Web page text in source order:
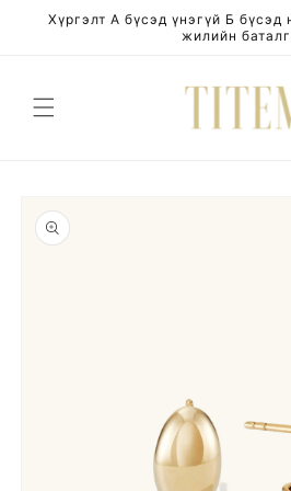
Skip to
content
Хүргэлт А бүсэд үнэгүй Б бүсэд
жилийн
product
information